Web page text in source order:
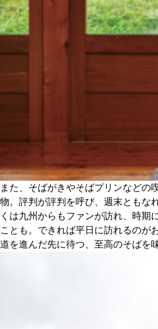
また、そばがきやそばプリンなどの
物。評判が評判を呼び、週末ともな
くは九州からもファンが訪れ、時期
ことも。できれば平日に訪れるのが
道を進んだ先に待つ、至高のそばを